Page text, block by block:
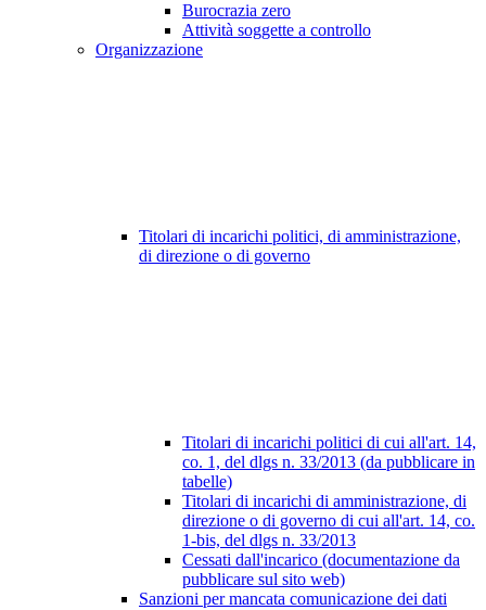
Burocrazia zero
Attività soggette a controllo
Organizzazione
Titolari di incarichi politici, di amministrazione,
di direzione o di governo
Titolari di incarichi politici di cui all'art. 14,
co. 1, del dlgs n. 33/2013 (da pubblicare in
tabelle)
Titolari di incarichi di amministrazione, di
direzione o di governo di cui all'art. 14, co.
1-bis, del dlgs n. 33/2013
Cessati dall'incarico (documentazione da
pubblicare sul sito web)
Sanzioni per mancata comunicazione dei dati